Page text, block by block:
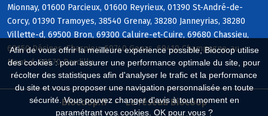
Afin de vous offrir la meilleure expérience possible, Biocoop utilise
des cookies : pour assurer une performance optimale du site, pour
récolter des statistiques afin d'analyser le trafic et la performance
du site et vous proposer une navigation personnalisée en toute
sécurité. Vous pouvez changer d'avis à tout moment en
paramétrant vos cookies. OK pour vous ?
Mionnay, 01600 Parcieux, 01600 Reyrieux, 01390 St-André-de-
Corcy, 01390 Tramoyes, 38540 Grenay, 38280 Janneyrias, 38280
Villette-d, 69500 Bron, 69300 Caluire-et-Cuire, 69680 Chassieu,
69150 Décines-Charpieu, 69740 Genas, 69410 Champagne-au-
Mont-d, 69570 Dardilly
Biocoop.fr
Le réseau Biocoop